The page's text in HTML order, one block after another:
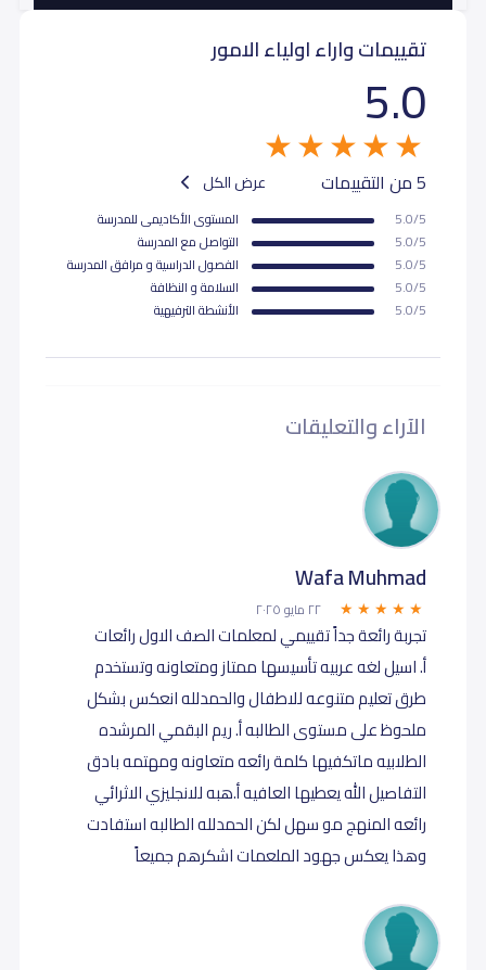
ثاني ثانوي (Grade 11)
ثالث ثانوي (Grade 12)
تقييمات واراء اولياء الامور
5.0
5 من التقييمات عرض الكل
5.0/5
المستوى اﻷكاديمى للمدرسة
5.0/5
التواصل مع المدرسة
5.0/5
الفصول الدراسية و مرافق المدرسة
5.0/5
السلامة و النظافة
5.0/5
اﻷنشطة الترفيهية
الآراء والتعليقات
Wafa Muhmad
٢٢ مايو ٢٠٢٥
تجربة رائعة جداً تقييمي لمعلمات الصف الاول رائعات
أ. اسيل لغه عربيه تأسيسها ممتاز ومتعاونه وتستخدم
طرق تعليم متنوعه للاطفال والحمدلله انعكس بشكل
ملحوظ على مستوى الطالبه أ. ريم البقمي المرشده
الطلابيه ماتكفيها كلمة رائعه متعاونه ومهتمه بادق
التفاصيل الله يعطيها العافيه أ.هبه للانجليزي الاثرائي
رائعه المنهج مو سهل لكن الحمدلله الطالبه استفادت
وهذا يعكس جهود الملعمات اشكرهم جميعاً